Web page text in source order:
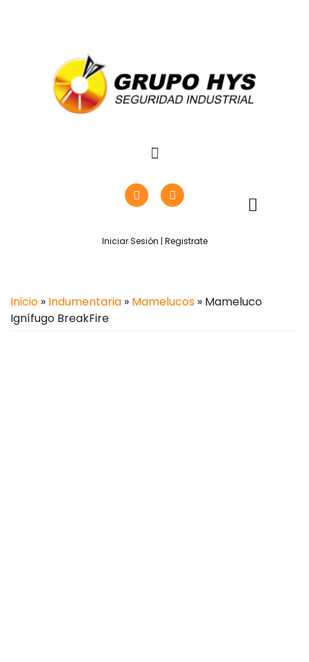
Iniciar Sesión | Registrate
Inicio » Indumentaria » Mamelucos » Mameluco
Ignífugo BreakFire